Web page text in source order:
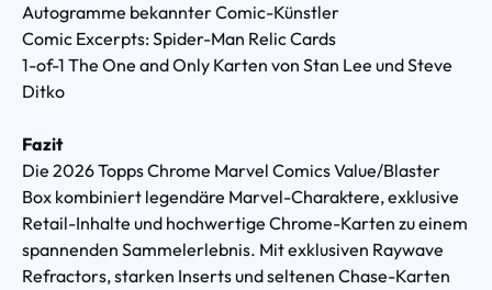
Autogramme bekannter Comic-Künstler
Comic Excerpts: Spider-Man Relic Cards
1-of-1 The One and Only Karten von Stan Lee und Steve
Ditko
Fazit
Die 2026 Topps Chrome Marvel Comics Value/Blaster
Box kombiniert legendäre Marvel-Charaktere, exklusive
Retail-Inhalte und hochwertige Chrome-Karten zu einem
spannenden Sammelerlebnis. Mit exklusiven Raywave
Refractors, starken Inserts und seltenen Chase-Karten